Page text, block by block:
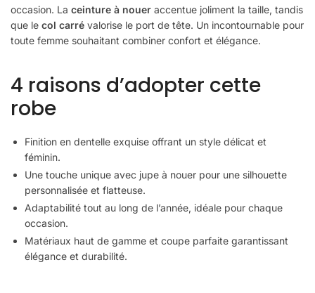
occasion. La ceinture à nouer accentue joliment la taille, tandis
que le col carré valorise le port de tête. Un incontournable pour
toute femme souhaitant combiner confort et élégance.
4 raisons d’adopter cette
robe
Finition en dentelle exquise offrant un style délicat et
féminin.
Une touche unique avec jupe à nouer pour une silhouette
personnalisée et flatteuse.
Adaptabilité tout au long de l’année, idéale pour chaque
occasion.
Matériaux haut de gamme et coupe parfaite garantissant
élégance et durabilité.